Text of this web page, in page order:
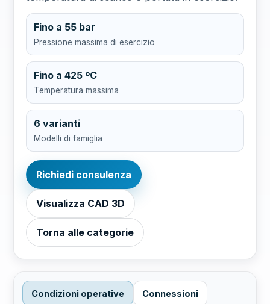
Fino a 55 bar
Pressione massima di esercizio
Fino a 425 ºC
Temperatura massima
6 varianti
Modelli di famiglia
Richiedi consulenza
Visualizza CAD 3D
Torna alle categorie
Condizioni operative Connessioni